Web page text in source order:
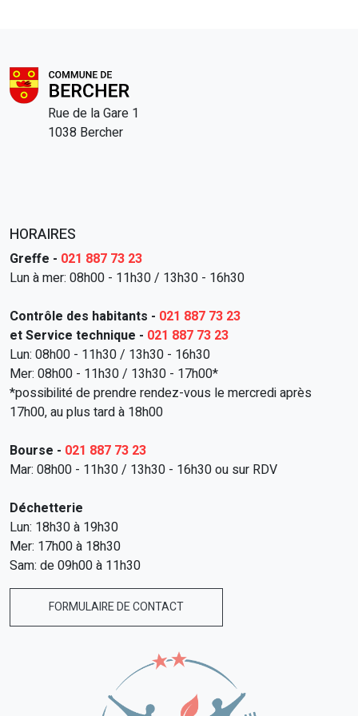
Rue de la Gare 1
1038 Bercher
HORAIRES
Greffe - 021 887 73 23
Lun à mer: 08h00 - 11h30 / 13h30 - 16h30
Contrôle des habitants - 021 887 73 23
et Service technique - 021 887 73 23
Lun: 08h00 - 11h30 / 13h30 - 16h30
Mer: 08h00 - 11h30 / 13h30 - 17h00*
*possibilité de prendre rendez-vous le mercredi après
17h00, au plus tard à 18h00
Bourse - 021 887 73 23
Mar: 08h00 - 11h30 / 13h30 - 16h30 ou sur RDV
Déchetterie
Lun: 18h30 à 19h30
Mer: 17h00 à 18h30
Sam: de 09h00 à 11h30
FORMULAIRE DE CONTACT